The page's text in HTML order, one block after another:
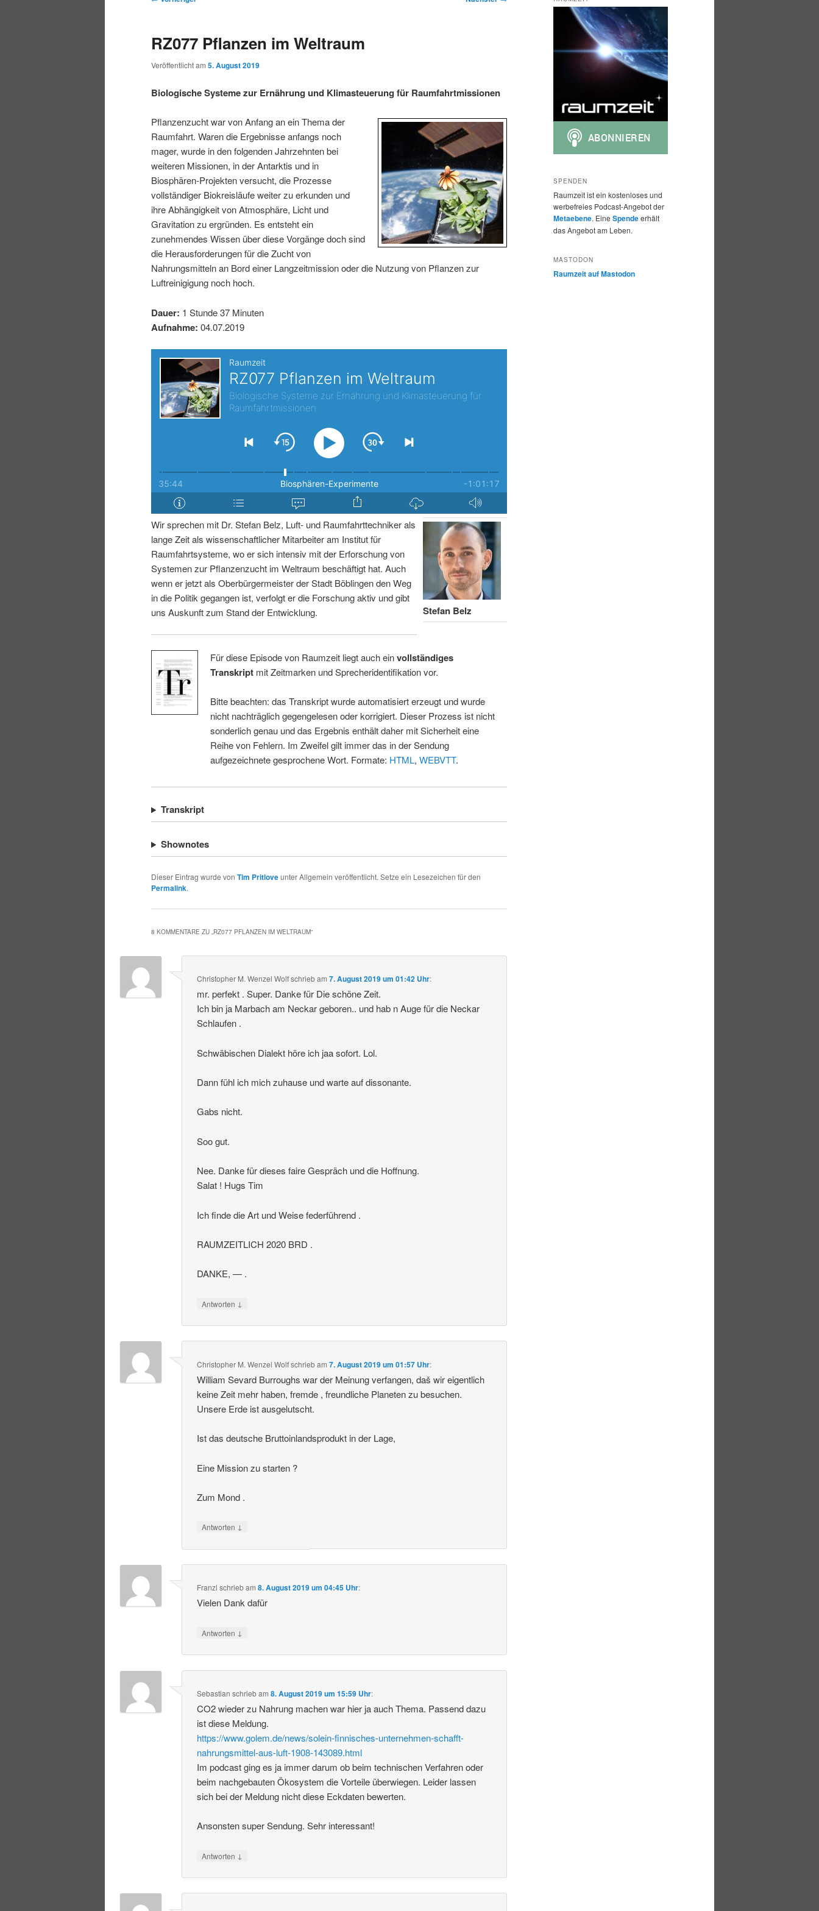
p
m
ä
r
e
n
I
n
h
a
l
s
r
i
n
g
e
n
s
u
n
d
ä
r
e
n
I
n
h
l
s
p
r
i
n
g
e
t
a
s
a
v
i
g
a
t
i
o
n
RZ077 Pflanzen im Weltraum
Veröffentlicht am 5. August 2019
Biologische Systeme zur Ernährung und Klimasteuerung für Raumfahrtmissionen
Pflanzenzucht war von Anfang an ein Thema der
Raumfahrt. Waren die Ergebnisse anfangs noch
mager, wurde in den folgenden Jahrzehnten bei
weiteren Missionen, in der Antarktis und in
Biosphären-Projekten versucht, die Prozesse
vollständiger Biokreisläufe weiter zu erkunden und
ihre Abhängigkeit von Atmosphäre, Licht und
Gravitation zu ergründen. Es entsteht ein
zunehmendes Wissen über diese Vorgänge doch sind
die Herausforderungen für die Zucht von
Nahrungsmitteln an Bord einer Langzeitmission oder die Nutzung von Pflanzen zur
Luftreinigigung noch hoch.
Dauer: 1 Stunde 37 Minuten
Aufnahme: 04.07.2019
Stefan Belz
Wir sprechen mit Dr. Stefan Belz, Luft- und Raumfahrttechniker als
lange Zeit als wissenschaftlicher Mitarbeiter am Institut für
Raumfahrtsysteme, wo er sich intensiv mit der Erforschung von
Systemen zur Pflanzenzucht im Weltraum beschäftigt hat. Auch
wenn er jetzt als Oberbürgermeister der Stadt Böblingen den Weg
in die Politik gegangen ist, verfolgt er die Forschung aktiv und gibt
uns Auskunft zum Stand der Entwicklung.
Für diese Episode von Raumzeit liegt auch einvollständiges
Transkriptmit Zeitmarken und Sprecheridentifikation vor.
Bitte beachten: das Transkript wurde automatisiert erzeugt und wurde
nicht nachträglich gegengelesen oder korrigiert. Dieser Prozess ist nicht
sonderlich genau und das Ergebnis enthält daher mit Sicherheit eine
Reihe von Fehlern. Im Zweifel gilt immer das in der Sendung
aufgezeichnete gesprochene Wort. Formate: HTML, WEBVTT.
Transkript
Shownotes
Dieser Eintrag wurde von Tim Pritloveunter Allgemein veröffentlicht. Setze ein Lesezeichen für den
Permalink.
8 KOMMENTARE ZU „RZ077 PFLANZEN IM WELTRAUM“
Christopher M. Wenzel Wolfschriebam7. August 2019 um 01:42 Uhr:
mr. perfekt . Super. Danke für Die schöne Zeit.
Ich bin ja Marbach am Neckar geboren.. und hab n Auge für die Neckar
Schlaufen .
Schwäbischen Dialekt höre ich jaa sofort. Lol.
Dann fühl ich mich zuhause und warte auf dissonante.
Gabs nicht.
Soo gut.
Nee. Danke für dieses faire Gespräch und die Hoffnung.
Salat ! Hugs Tim
Ich finde die Art und Weise federführend .
RAUMZEITLICH 2020 BRD .
DANKE, — .
Antworten ↓
Christopher M. Wenzel Wolfschriebam7. August 2019 um 01:57 Uhr:
William Sevard Burroughs war der Meinung verfangen, daš wir eigentlich
keine Zeit mehr haben, fremde , freundliche Planeten zu besuchen.
Unsere Erde ist ausgelutscht.
Ist das deutsche Bruttoinlandsprodukt in der Lage,
Eine Mission zu starten ?
Zum Mond .
Antworten ↓
Franzl schriebam8. August 2019 um 04:45 Uhr:
Vielen Dank dafür
Antworten ↓
Sebastian schriebam8. August 2019 um 15:59 Uhr:
CO2 wieder zu Nahrung machen war hier ja auch Thema. Passend dazu
ist diese Meldung.
https://www.golem.de/news/solein-finnisches-unternehmen-schafft-
nahrungsmittel-aus-luft-1908-143089.html
Im podcast ging es ja immer darum ob beim technischen Verfahren oder
beim nachgebauten Ökosystem die Vorteile überwiegen. Leider lassen
sich bei der Meldung nicht diese Eckdaten bewerten.
Ansonsten super Sendung. Sehr interessant!
Antworten ↓
SPENDEN
Raumzeit ist ein kostenloses und
werbefreies Podcast-Angebot der
Metaebene. Eine Spendeerhält
das Angebot am Leben.
MASTODON
Raumzeit auf Mastodon